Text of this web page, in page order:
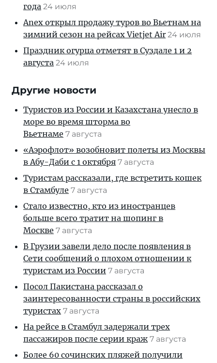
года 24 июля
Anex открыл продажу туров во Вьетнам на
зимний сезон на рейсах Vietjet Air 24 июля
Праздник огурца отметят в Суздале 1 и 2
августа 24 июля
Другие новости
Туристов из России и Казахстана унесло в
море во время шторма во
Вьетнаме 7 августа
«Аэрофлот» возобновит полеты из Москвы
в Абу-Даби с 1 октября 7 августа
Туристам рассказали, где встретить кошек
в Стамбуле 7 августа
Стало известно, кто из иностранцев
больше всего тратит на шопинг в
Москве 7 августа
В Грузии завели дело после появления в
Сети сообщений о плохом отношении к
туристам из России 7 августа
Посол Пакистана рассказал о
заинтересованности страны в российских
туристах 7 августа
На рейсе в Стамбул задержали трех
пассажиров после серии краж 7 августа
Более 60 сочинских пляжей получили